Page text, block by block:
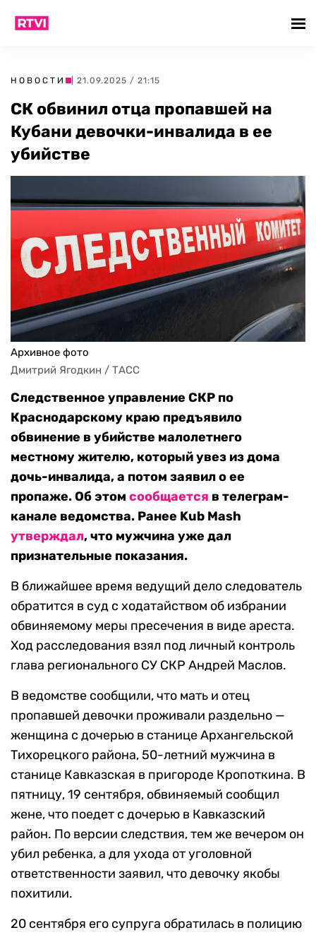
НОВОСТИ | 21.09.2025 / 21:15
СК обвинил отца пропавшей на
Кубани девочки-инвалида в ее
убийстве
Архивное фото
Дмитрий Ягодкин / ТАСС
Следственное управление СКР по
Краснодарскому краю предъявило
обвинение в убийстве малолетнего
местному жителю, который увез из дома
дочь-инвалида, а потом заявил о ее
пропаже. Об этом сообщается в телеграм-
канале ведомства. Ранее Kub Mash
утверждал, что мужчина уже дал
признательные показания.
В ближайшее время ведущий дело следователь
обратится в суд с ходатайством об избрании
обвиняемому меры пресечения в виде ареста.
Ход расследования взял под личный контроль
глава регионального СУ СКР Андрей Маслов.
В ведомстве сообщили, что мать и отец
пропавшей девочки проживали раздельно —
женщина с дочерью в станице Архангельской
Тихорецкого района, 50-летний мужчина в
станице Кавказская в пригороде Кропоткина. В
пятницу, 19 сентября, обвиняемый сообщил
жене, что поедет с дочерью в Кавказский
район. По версии следствия, тем же вечером он
убил ребенка, а для ухода от уголовной
ответственности заявил, что девочку якобы
похитили.
20 сентября его супруга обратилась в полицию